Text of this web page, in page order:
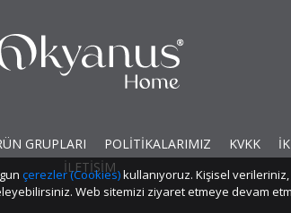
GRUPLARI POLİTİKALARIMIZ KVKK
İK
İLETİŞİM
çerezler (Cookies)kullanıyoruz. Kişisel
Web sitemizi ziyaret etmeye devam